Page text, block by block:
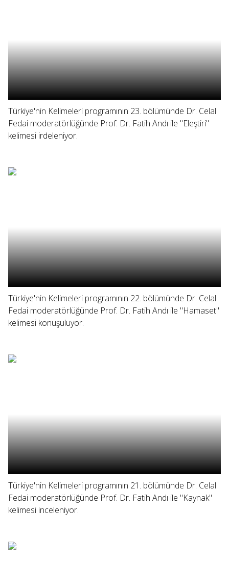
Türkiye'nin Kelimeleri programının 23. bölümünde Dr. Celal
Fedai moderatörlüğünde Prof. Dr. Fatih Andı ile "Eleştiri"
kelimesi irdeleniyor.
Türkiye'nin Kelimeleri programının 22. bölümünde Dr. Celal
Fedai moderatörlüğünde Prof. Dr. Fatih Andı ile "Hamaset"
kelimesi konuşuluyor.
Türkiye'nin Kelimeleri programının 21. bölümünde Dr. Celal
Fedai moderatörlüğünde Prof. Dr. Fatih Andı ile "Kaynak"
kelimesi inceleniyor.